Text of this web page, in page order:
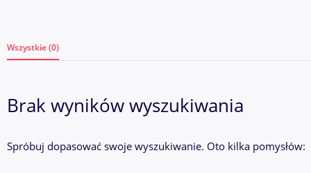
Wszystkie (0)
Brak wyników wyszukiwania
Spróbuj dopasować swoje wyszukiwanie. Oto kilka pomysłów: